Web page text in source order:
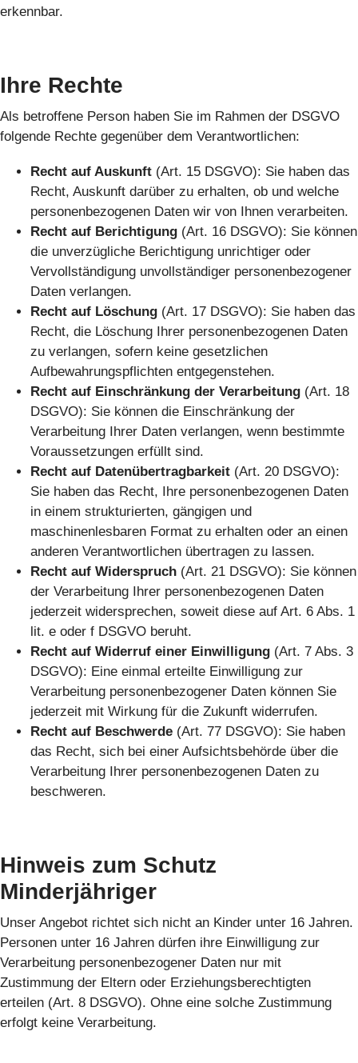
erkennbar.
Ihre Rechte
Als betroffene Person haben Sie im Rahmen der DSGVO
folgende Rechte gegenüber dem Verantwortlichen:
Recht auf Auskunft (Art. 15 DSGVO): Sie haben das
Recht, Auskunft darüber zu erhalten, ob und welche
personenbezogenen Daten wir von Ihnen verarbeiten.
Recht auf Berichtigung (Art. 16 DSGVO): Sie können
die unverzügliche Berichtigung unrichtiger oder
Vervollständigung unvollständiger personenbezogener
Daten verlangen.
Recht auf Löschung (Art. 17 DSGVO): Sie haben das
Recht, die Löschung Ihrer personenbezogenen Daten
zu verlangen, sofern keine gesetzlichen
Aufbewahrungspflichten entgegenstehen.
Recht auf Einschränkung der Verarbeitung (Art. 18
DSGVO): Sie können die Einschränkung der
Verarbeitung Ihrer Daten verlangen, wenn bestimmte
Voraussetzungen erfüllt sind.
Recht auf Datenübertragbarkeit (Art. 20 DSGVO):
Sie haben das Recht, Ihre personenbezogenen Daten
in einem strukturierten, gängigen und
maschinenlesbaren Format zu erhalten oder an einen
anderen Verantwortlichen übertragen zu lassen.
Recht auf Widerspruch (Art. 21 DSGVO): Sie können
der Verarbeitung Ihrer personenbezogenen Daten
jederzeit widersprechen, soweit diese auf Art. 6 Abs. 1
lit. e oder f DSGVO beruht.
Recht auf Widerruf einer Einwilligung (Art. 7 Abs. 3
DSGVO): Eine einmal erteilte Einwilligung zur
Verarbeitung personenbezogener Daten können Sie
jederzeit mit Wirkung für die Zukunft widerrufen.
Recht auf Beschwerde (Art. 77 DSGVO): Sie haben
das Recht, sich bei einer Aufsichtsbehörde über die
Verarbeitung Ihrer personenbezogenen Daten zu
beschweren.
Hinweis zum Schutz
Minderjähriger
Unser Angebot richtet sich nicht an Kinder unter 16 Jahren.
Personen unter 16 Jahren dürfen ihre Einwilligung zur
Verarbeitung personenbezogener Daten nur mit
Zustimmung der Eltern oder Erziehungsberechtigten
erteilen (Art. 8 DSGVO). Ohne eine solche Zustimmung
erfolgt keine Verarbeitung.